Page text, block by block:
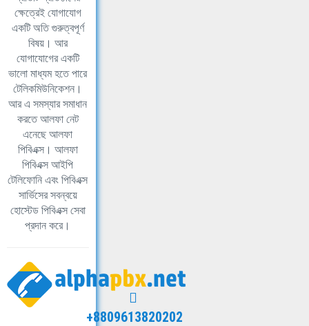
ক্ষেত্রেই যোগাযোগ
একটি অতি গুরুত্বপূর্ণ
বিষয়। আর
যোগাযোগের একটি
ভালো মাধ্যম হতে পারে
টেলিকমিউনিকেশন।
আর এ সমস্যার সমাধান
করতে আলফা নেট
এনেছে আলফা
পিবিএক্স। আলফা
পিবিএক্স আইপি
টেলিফোনি এবং পিবিএক্স
সার্ভিসের সবন্বয়ে
হোস্টেড পিবিএক্স সেবা
প্রদান করে।
+8809613820202